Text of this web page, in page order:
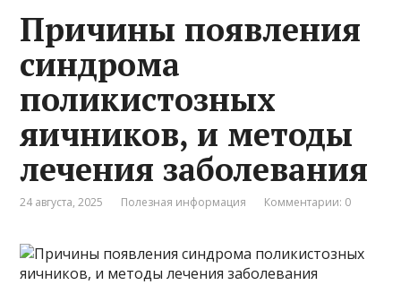
Причины появления
синдрома
поликистозных
яичников, и методы
лечения заболевания
24 августа, 2025 Полезная информация Комментарии: 0